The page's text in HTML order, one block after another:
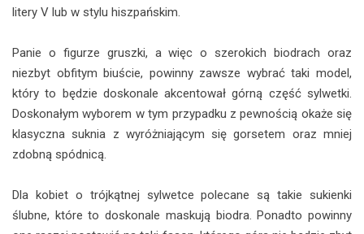
litery V lub w stylu hiszpańskim.
Panie o figurze gruszki, a więc o szerokich biodrach oraz
niezbyt obfitym biuście, powinny zawsze wybrać taki model,
który to będzie doskonale akcentował górną część sylwetki.
Doskonałym wyborem w tym przypadku z pewnością okaże się
klasyczna suknia z wyróżniającym się gorsetem oraz mniej
zdobną spódnicą.
Dla kobiet o trójkątnej sylwetce polecane są takie sukienki
ślubne, które to doskonale maskują biodra. Ponadto powinny